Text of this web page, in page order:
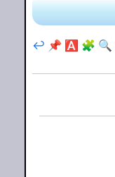
🔍
🧩
🅰️
📌
↩️